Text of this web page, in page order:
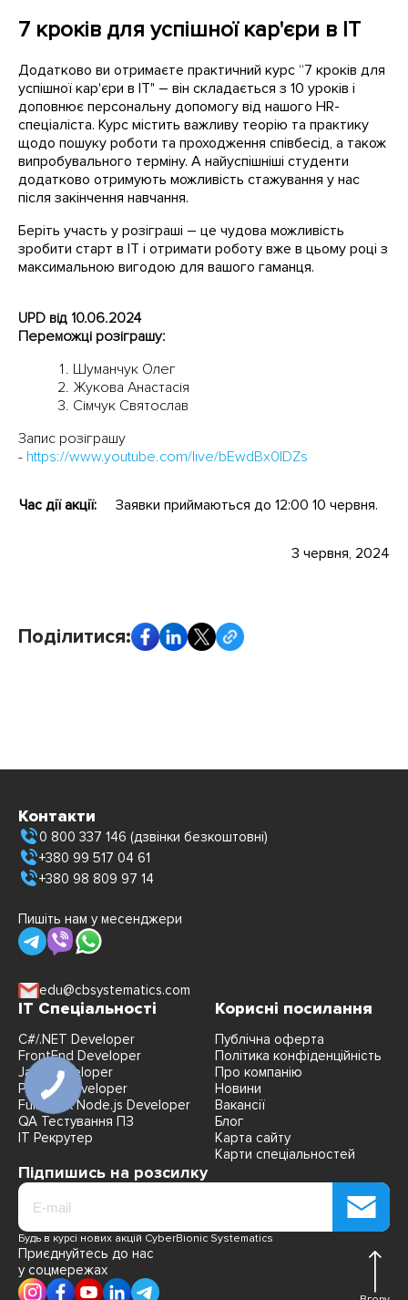
7 кроків для успішної кар'єри в IT
Додатково ви отримаєте практичний курс “7 кроків для
успішної кар'єри в IT" – він складається з 10 уроків і
доповнює персональну допомогу від нашого HR-
спеціаліста. Курс містить важливу теорію та практику
щодо пошуку роботи та проходження співбесід, а також
випробувального терміну. А найуспішніші студенти
додатково отримують можливість стажування у нас
після закінчення навчання.
Беріть участь у розіграші – це чудова можливість
зробити старт в ІТ і отримати роботу вже в цьому році з
максимальною вигодою для вашого гаманця.
UPD від 10.06.2024
Переможці розіграшу:
Шуманчук Олег
Жукова Анастасія
Сімчук Святослав
Запис розіграшу
- https://www.youtube.com/live/bEwdBx0IDZs
Час дії акції: Заявки приймаються до 12:00 10 червня.
3 червня, 2024
Поділитися:
Контакти
0 800 337 146 (дзвінки безкоштовні)
+380 99 517 04 61
+380 98 809 97 14
Пишіть нам у месенджери
edu@cbsystematics.com
IT Спеціальності
C#/.NET Developer
FrontEnd Developer
Java Developer
Python Developer
FullStack Node.js Developer
QA Тестування ПЗ
IT Рекрутер
Корисні посилання
Публічна оферта
Політика конфіденційність
Про компанію
Новини
Вакансії
Блог
Карта сайту
Карти спеціальностей
Підпишись на розсилку
Будь в курсі нових акцій CyberBionic Systematics
Приєднуйтесь до нас
у соцмережах